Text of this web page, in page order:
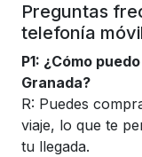
Preguntas
telefonía
P1: ¿Cómo
Granada?
R: Puedes
viaje, lo que te
tu llegada.